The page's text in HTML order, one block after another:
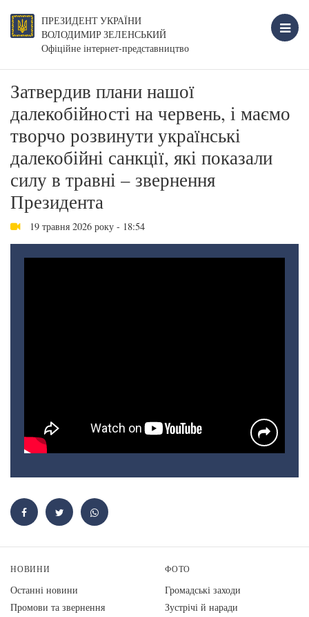
ПРЕЗИДЕНТ УКРАЇНИ
ВОЛОДИМИР ЗЕЛЕНСЬКИЙ
Офіційне інтернет-представництво
Затвердив плани нашої
далекобійності на червень, і маємо
творчо розвинути українські
далекобійні санкції, які показали
силу в травні – звернення
Президента
19 травня 2026 року - 18:54
НОВИНИ
Останні новини
Промови та звернення
ФОТО
Громадські заходи
Зустрічі й наради